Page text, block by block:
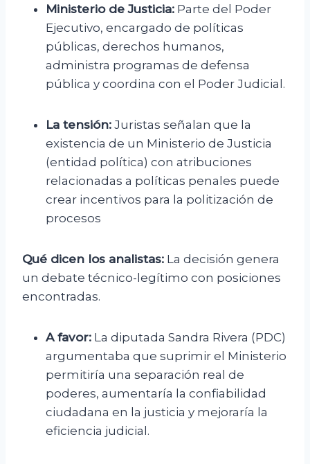
Ministerio de Justicia: Parte del Poder
Ejecutivo, encargado de políticas
públicas, derechos humanos,
administra programas de defensa
pública y coordina con el Poder Judicial.
La tensión: Juristas señalan que la
existencia de un Ministerio de Justicia
(entidad política) con atribuciones
relacionadas a políticas penales puede
crear incentivos para la politización de
procesos
Qué dicen los analistas: La decisión genera
un debate técnico-legítimo con posiciones
encontradas.
A favor: La diputada Sandra Rivera (PDC)
argumentaba que suprimir el Ministerio
permitiría una separación real de
poderes, aumentaría la confiabilidad
ciudadana en la justicia y mejoraría la
eficiencia judicial.